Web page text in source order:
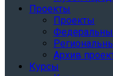
Проекты
Проекты
Архив
Курсы